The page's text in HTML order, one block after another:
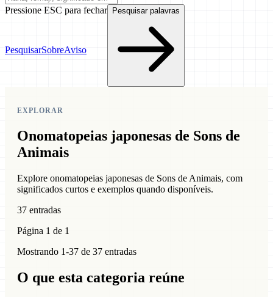
PesquisarSobreAviso
Pressione ESC para fechar Pesquisar palavras
EXPLORAR
Onomatopeias japonesas de Sons de
Animais
Explore onomatopeias japonesas de Sons de Animais, com
significados curtos e exemplos quando disponíveis.
37 entradas
Página 1 de 1
Mostrando 1-37 de 37 entradas
O que esta categoria reúne